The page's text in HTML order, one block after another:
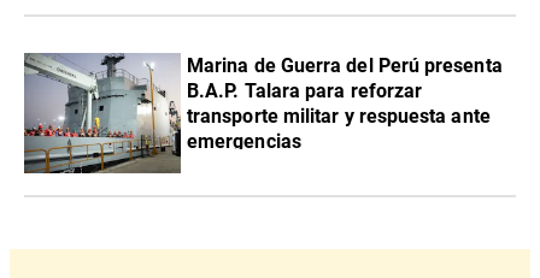
Marina de Guerra del Perú presenta
B.A.P. Talara para reforzar
transporte militar y respuesta ante
emergencias